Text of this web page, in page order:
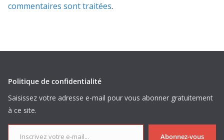
commentaires sont traitées.
Politique de confidentialité
Saisissez votre adresse e-mail pour vous abonner gratuitement
à ce site.
Inscrivez votre e-mail...
Abonnez-vous